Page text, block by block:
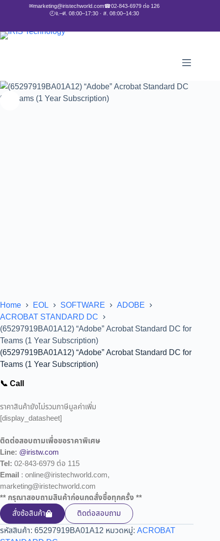
✉marketing@iristechworld.com☎02-843-6979 ต่อ 126
🕘จ.–ศ. 08:00–17:30 · ส. 08:00–14:30
Home EOL SOFTWARE
ADOBE
ACROBAT STANDARD DC
(65297919BA01A12) “Adobe” Acrobat Standard DC for
Teams (1 Year Subscription)
(65297919BA01A12) “Adobe” Acrobat Standard DC for
Teams (1 Year Subscription)
📞 Call
ราคาสินค้ายังไม่รวมภาษีมูลค่าเพิ่ม
[display_datasheet]
ติดต่อสอบถามเพื่อขอราคาพิเศษ
Line: @iristw.com
Tel: 02-843-6979 ต่อ 115
Email : online@iristechworld.com,
marketing@iristechworld.com
** กรุณาสอบถามสินค้าก่อนกดสั่งซื้อทุกครั้ง **
สั่งซ้อสินค้า
ติดต่อสอบถาม
รหัสสินค้า: 65297919BA01A12 หมวดหมู่: ACROBAT